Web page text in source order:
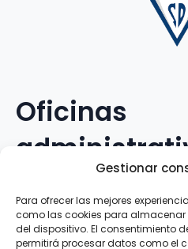
Gestionar
Para ofrecer las mejores
como las cookies para
del dispositivo. El consentimiento
permitirá procesar datos como el
Oficinas
Avenida Galileo Galilei, 12
15.008 · A Coruña · España